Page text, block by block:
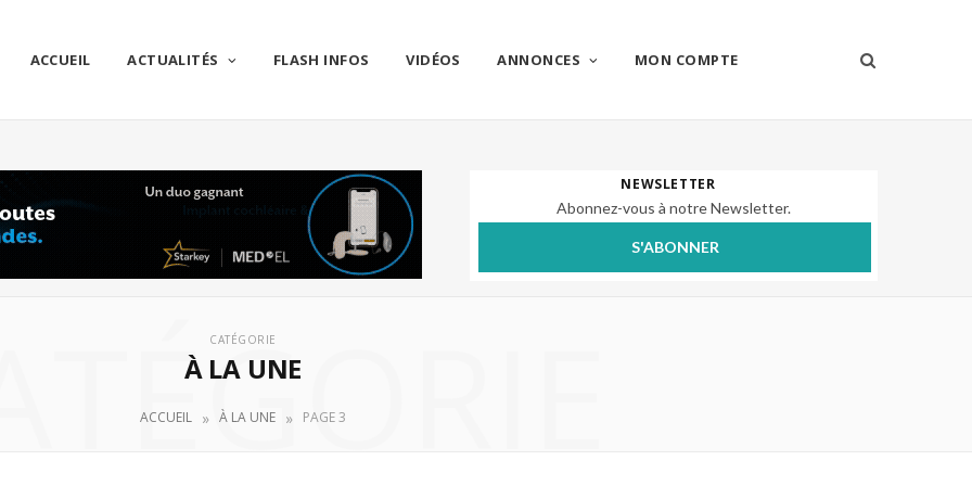
ACCUEIL ACTUALITÉS FLASH INFOS VIDÉOS ANNONCES MON COMPTE
NEWSLETTER
Abonnez-vous à notre Newsletter.
S'ABONNER
CATÉGORIE
À LA UNE
ACCUEIL » À LA UNE » PAGE 3